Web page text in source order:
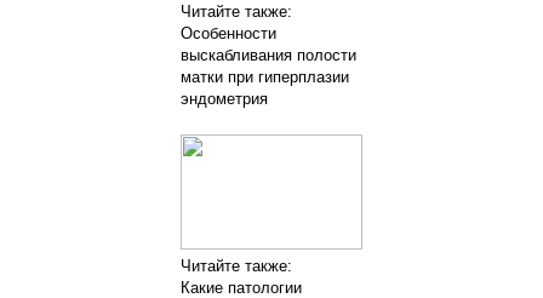
Читайте также:
Особенности
выскабливания полости
матки при гиперплазии
эндометрия
Читайте также:
Какие патологии